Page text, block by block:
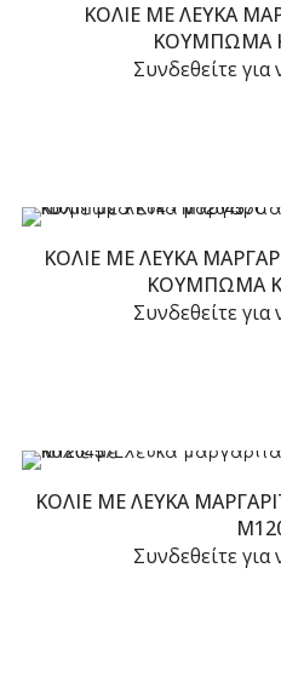
ΚΟΛΙΈ ΜΕ ΛΕΥΚΆ
ΚΟΎΜΠΩΜΑ
Συνδεθείτε για
ΚΟΛΙΈ ΜΕ ΛΕΥΚΆ
ΚΟΎΜΠΩΜΑ
Συνδεθείτε για
ΚΟΛΙΈ ΜΕ ΛΕΥΚΆ
Συνδεθείτε για